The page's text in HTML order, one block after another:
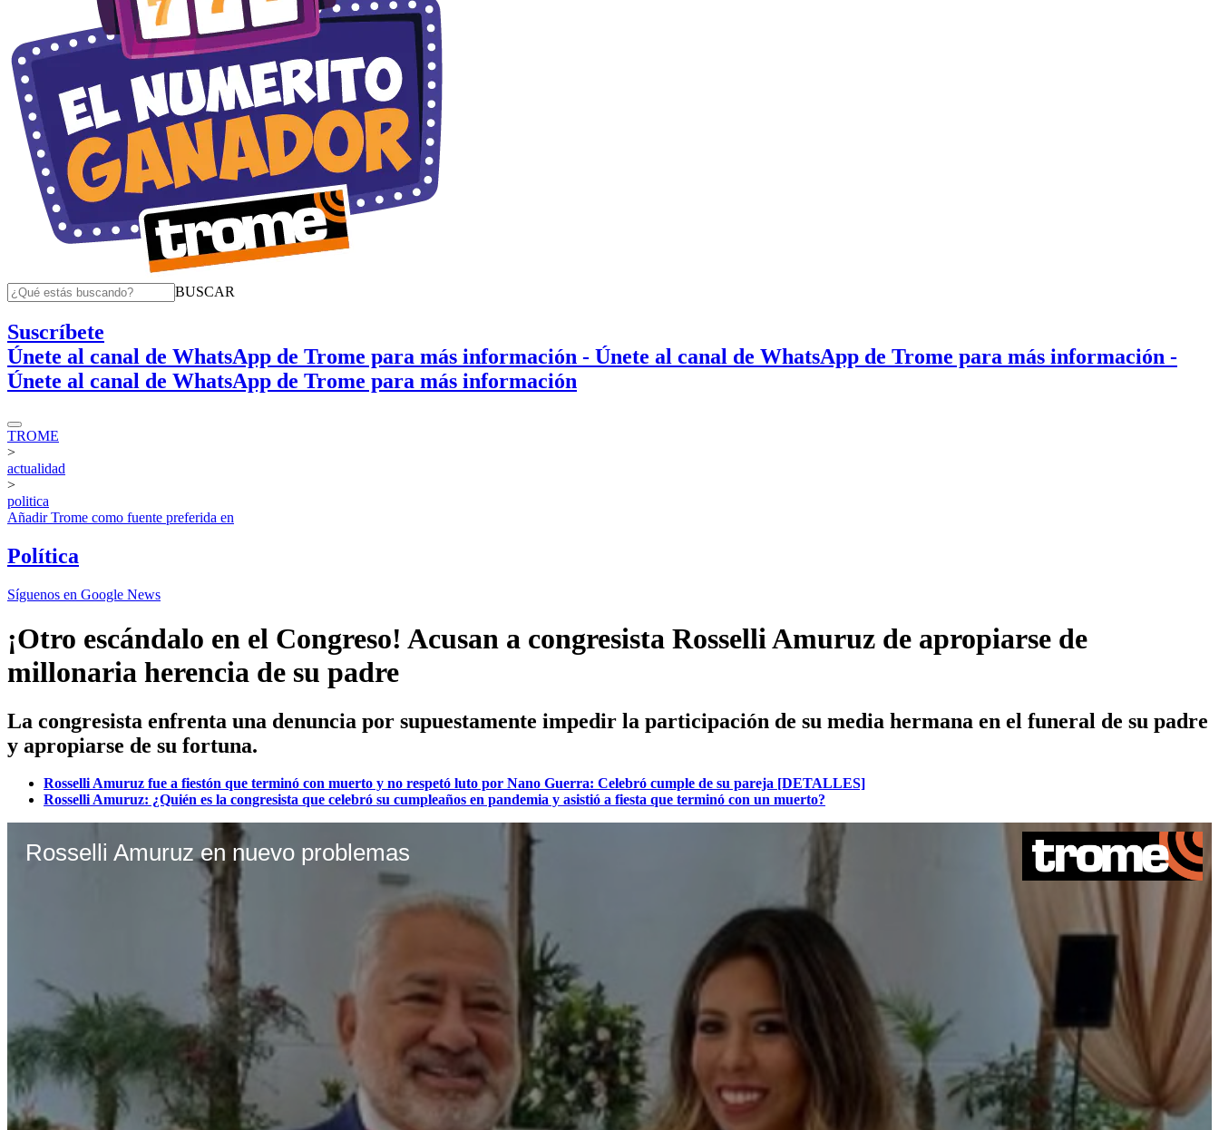
BUSCAR
Suscríbete
Únete al canal de WhatsApp de Trome para más información - Únete al canal de WhatsApp de Trome para más información -
Únete al canal de WhatsApp de Trome para más información
TROME
>
actualidad
>
politica
AñadirTrome como fuente preferida en
Política
Síguenos en Google News
¡Otro escándalo en el Congreso! Acusan a congresista Rosselli Amuruz de apropiarse de
millonaria herencia de su padre
La congresista enfrenta una denuncia por supuestamente impedir la participación de su media hermana en el funeral de su padre
y apropiarse de su fortuna.
Rosselli Amuruz fue a fiestón que terminó con muerto y no respetó luto por Nano Guerra: Celebró cumple de su pareja [DETALLES]
Rosselli Amuruz: ¿Quién es la congresista que celebró su cumpleaños en pandemia y asistió a fiesta que terminó con un muerto?
Rosselli Amuruz en nuevo problemas